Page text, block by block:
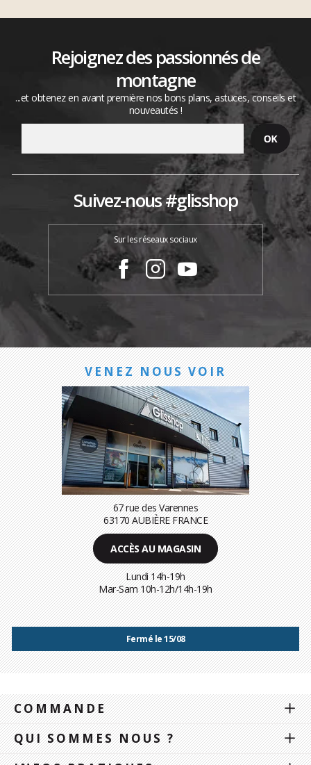
Rejoignez des passionnés de
montagne
...et obtenez en avant première nos bons plans, astuces, conseils et
nouveautés !
Suivez-nous #glisshop
Sur les réseaux sociaux
VENEZ NOUS VOIR
67 rue des Varennes
63170 AUBIÈRE FRANCE
ACCÈS AU MAGASIN
Lundi 14h-19h
Mar-Sam 10h-12h/14h-19h
Fermé le 15/08
COMMANDE
QUI SOMMES NOUS ?